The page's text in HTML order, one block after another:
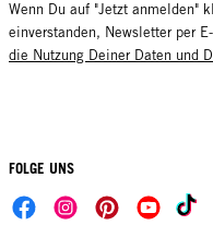
Wenn Du auf "Jetzt anmelden"
einverstanden, Newsletter per
die Nutzung Deiner Daten und
FOLGE UNS